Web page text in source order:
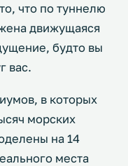
что по туннелю
движущаяся
будто вы
вас.
в которых
морских
на 14
места